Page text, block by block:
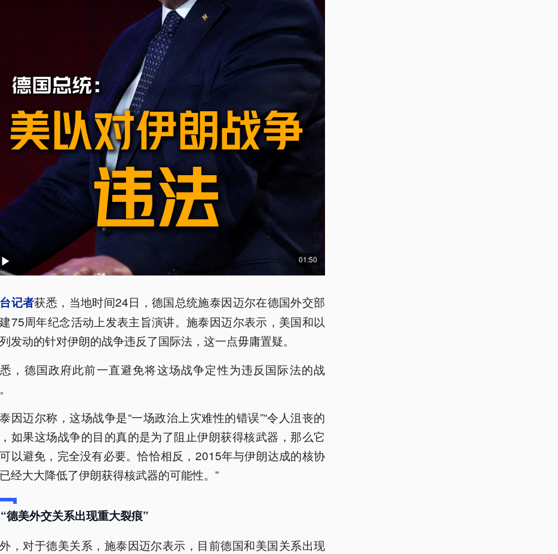
01:50
记者获悉，当地时间24日，德国总统施泰因迈尔在德国外交部
75周年纪念活动上发表主旨演讲。施泰因迈尔表示，美国和以
发动的针对伊朗的战争违反了国际法，这一点毋庸置疑。
，德国政府此前一直避免将这场战争定性为违反国际法的战
因迈尔称，这场战争是“一场政治上灾难性的错误”“令人沮丧的
如果这场战争的目的真的是为了阻止伊朗获得核武器，那么它
以避免，完全没有必要。恰恰相反，2015年与伊朗达成的核协
经大大降低了伊朗获得核武器的可能性。”
“德美外交关系出现重大裂痕”
，对于德美关系，施泰因迈尔表示，目前德国和美国关系出现